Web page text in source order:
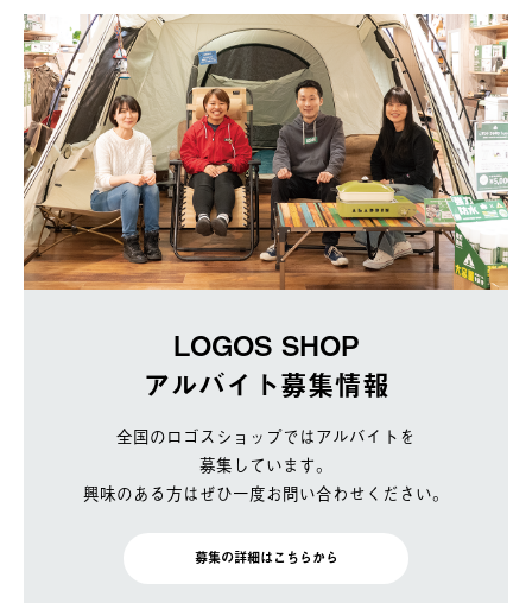
LOGOS SHOP
アルバイト募集情報
全国のロゴスショップではアルバイトを
募集しています。
興味のある方はぜひ一度お問い合わせください。
募集の詳細はこちらから